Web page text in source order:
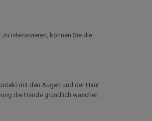
intensivieren, können Sie die
mit den Augen und der Haut
die Hände gründlich waschen.